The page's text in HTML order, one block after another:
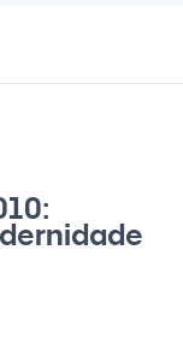
e conforto,